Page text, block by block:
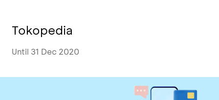
Tokopedia
Until 31 Dec 2020